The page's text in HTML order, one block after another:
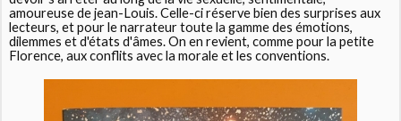
amoureuse de jean-Louis. Celle-ci réserve bien des surprises aux
lecteurs, et pour le narrateur toute la gamme des émotions,
dilemmes et d'états d'âmes. On en revient, comme pour la petite
Florence, aux conflits avec la morale et les conventions.